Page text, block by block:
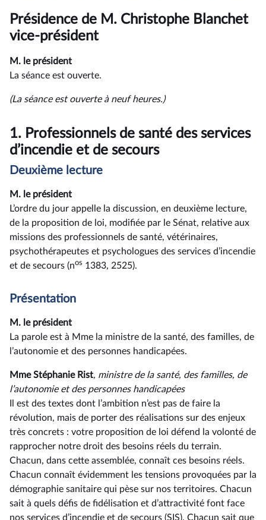
du
compte
rendu
Présidence de M. Christophe Blanchet
vice-président
M. le président
La séance est ouverte.
(La séance est ouverte à neuf heures.)
1. Professionnels de santé des services
d’incendie et de secours
Deuxième lecture
M. le président
L’ordre du jour appelle la discussion, en deuxième lecture,
de la proposition de loi, modifiée par le Sénat, relative aux
missions des professionnels de santé, vétérinaires,
psychothérapeutes et psychologues des services d’incendie
et de secours (nos 1383, 2525).
Présentation
M. le président
La parole est à Mme la ministre de la santé, des familles, de
l’autonomie et des personnes handicapées.
Mme Stéphanie Rist, ministre de la santé, des familles, de
l’autonomie et des personnes handicapées
Il est des textes dont l’ambition n’est pas de faire la
révolution, mais de porter des réalisations sur des enjeux
très concrets : votre proposition de loi défend la volonté de
rapprocher notre droit des besoins réels du terrain.
Chacun, dans cette assemblée, connaît ces besoins réels.
Chacun connaît évidemment les tensions provoquées par la
démographie sanitaire qui pèse sur nos territoires. Chacun
sait à quels défis de fidélisation et d’attractivité font face
nos services d’incendie et de secours (SIS). Chacun sait que